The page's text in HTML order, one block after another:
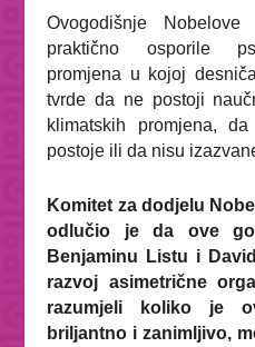
Ovogodišnje
praktično osporile
promjena u kojoj
tvrde da ne postoji
klimatskih promjena,
postoje ili da nisu
Komitet za dodjelu
odlučio je da ove
Benjaminu Listu i
razvoj asimetrične
razumjeli koliko je
briljantno i zanimljivo,